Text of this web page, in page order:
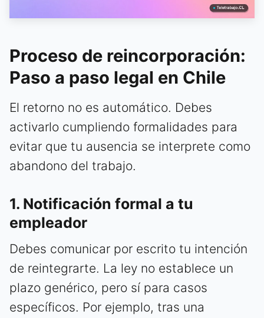
Proceso de reincorporación:
Paso a paso legal en Chile
El retorno no es automático. Debes
activarlo cumpliendo formalidades para
evitar que tu ausencia se interprete como
abandono del trabajo.
1. Notificación formal a tu
empleador
Debes comunicar por escrito tu intención
de reintegrarte. La ley no establece un
plazo genérico, pero sí para casos
específicos. Por ejemplo, tras una